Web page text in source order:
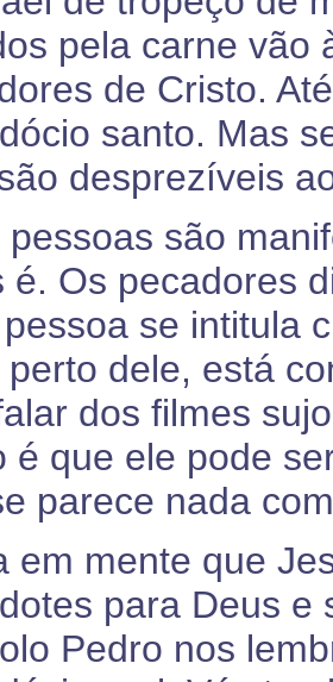
pela carne vão
de Cristo.
santo. Mas
desprezíveis
pessoas são
é. Os pecadores
se intitula
perto dele, está
dos filmes
é que ele pode
parece nada
em mente que
para Deus e
Pedro nos